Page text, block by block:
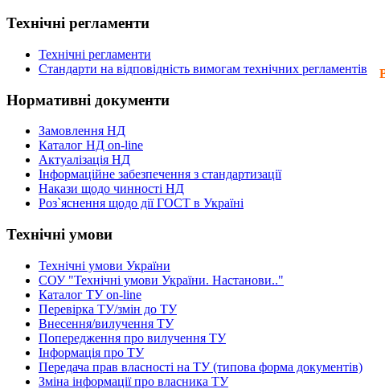
Технічні регламенти
Технічні регламенти
Стандарти на відповідність вимогам технічних регламентів
Нормативні документи
Замовлення НД
Каталог НД on-line
Актуалізація НД
Інформаційне забезпечення з стандартизації
Накази щодо чинності НД
Роз`яснення щодо дії ГОСТ в Україні
Технічні умови
Технічні умови України
СОУ "Технічні умови України. Настанови.."
Каталог ТУ on-line
Перевірка ТУ/змін до ТУ
Внесення/вилучення ТУ
Попередження про вилучення ТУ
Інформація про ТУ
Передача прав власності на ТУ (типова форма документів)
Зміна інформації про власника ТУ